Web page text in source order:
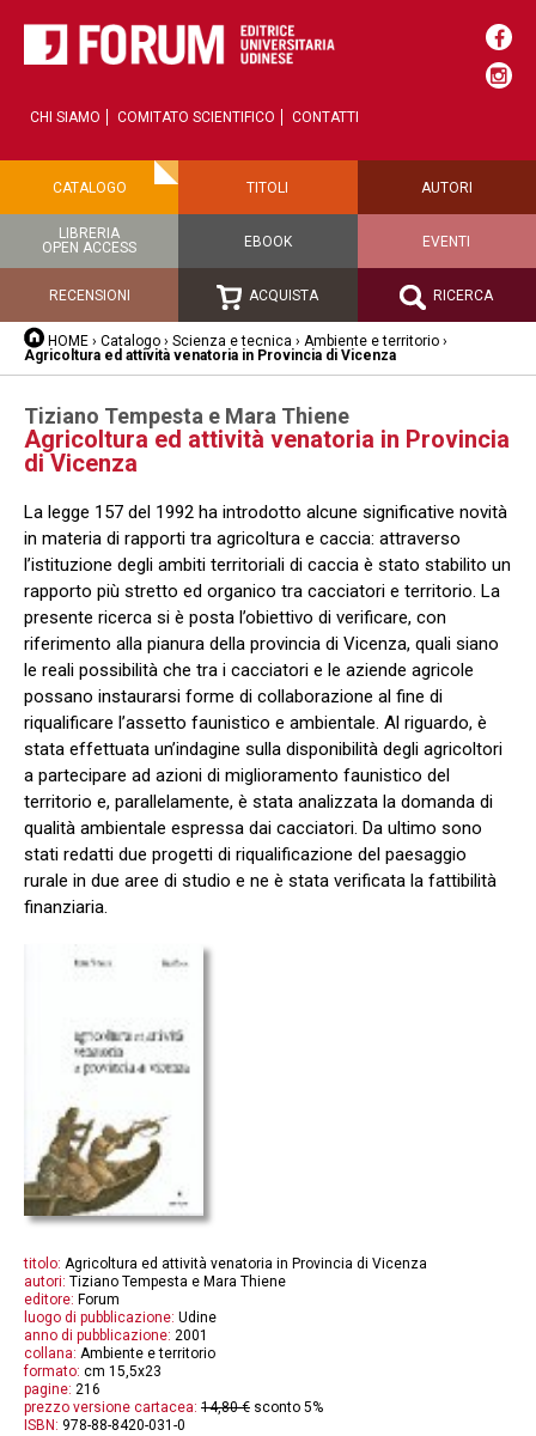
CHI SIAMO COMITATO SCIENTIFICO CONTATTI
CATALOGO TITOLI AUTORI
LIBRERIA
OPEN ACCESS
EBOOK EVENTI
RECENSIONI ACQUISTA RICERCA
HOME › Catalogo › Scienza e tecnica › Ambiente e territorio ›
Agricoltura ed attività venatoria in Provincia di Vicenza
Tiziano Tempesta e Mara Thiene
Agricoltura ed attività venatoria in Provincia
di Vicenza
La legge 157 del 1992 ha introdotto alcune significative novità
in materia di rapporti tra agricoltura e caccia: attraverso
l’istituzione degli ambiti territoriali di caccia è stato stabilito un
rapporto più stretto ed organico tra cacciatori e territorio. La
presente ricerca si è posta l’obiettivo di verificare, con
riferimento alla pianura della provincia di Vicenza, quali siano
le reali possibilità che tra i cacciatori e le aziende agricole
possano instaurarsi forme di collaborazione al fine di
riqualificare l’assetto faunistico e ambientale. Al riguardo, è
stata effettuata un’indagine sulla disponibilità degli agricoltori
a partecipare ad azioni di miglioramento faunistico del
territorio e, parallelamente, è stata analizzata la domanda di
qualità ambientale espressa dai cacciatori. Da ultimo sono
stati redatti due progetti di riqualificazione del paesaggio
rurale in due aree di studio e ne è stata verificata la fattibilità
finanziaria.
titolo: Agricoltura ed attività venatoria in Provincia di Vicenza
autori: Tiziano Tempesta e Mara Thiene
editore: Forum
luogo di pubblicazione: Udine
anno di pubblicazione: 2001
collana: Ambiente e territorio
formato: cm 15,5x23
pagine: 216
prezzo versione cartacea: 14,80 € sconto 5%
ISBN: 978-88-8420-031-0